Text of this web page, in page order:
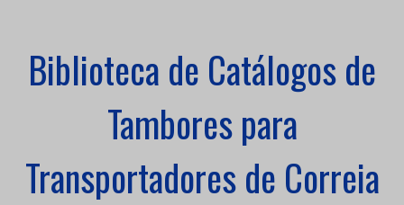
Biblioteca de Catálogos de
Tambores para
Transportadores de Correia